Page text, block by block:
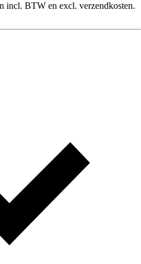
BTW en excl. verzendkosten.